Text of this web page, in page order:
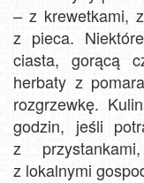
– z krewetkami,
z pieca.
ciasta, gorącą
herbaty z
rozgrzewkę.
godzin, jeśli
z
z lokalnymi